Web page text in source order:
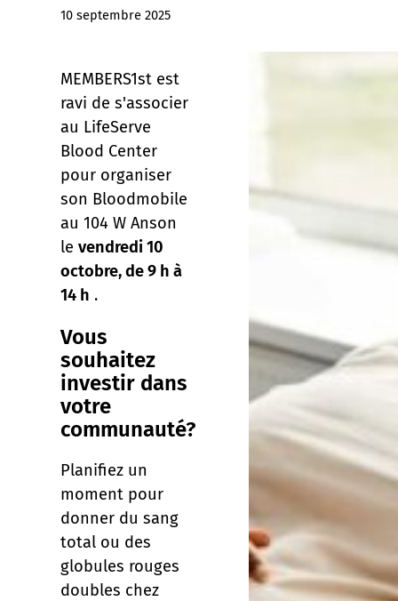
10 septembre 2025
MEMBERS1st est
ravi de s'associer
au LifeServe
Blood Center
pour organiser
son Bloodmobile
au 104 W Anson
le vendredi 10
octobre, de 9 h à
14 h .
Vous
souhaitez
investir dans
votre
communauté?
Planifiez un
moment pour
donner du sang
total ou des
globules rouges
doubles chez